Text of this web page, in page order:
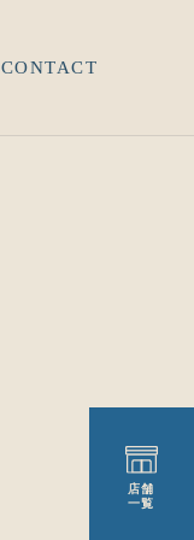
CONTACT
店舗
一覧